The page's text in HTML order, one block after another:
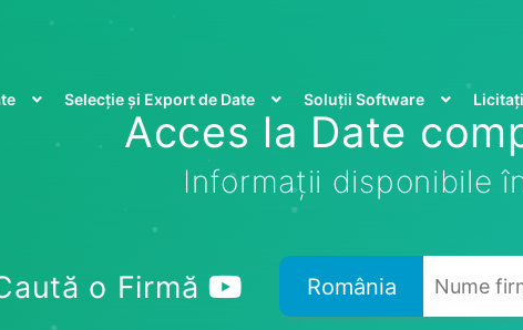
Selecție și Export de Date Soluții Software
Acces la Date
Informații disponibile
o Firmă România